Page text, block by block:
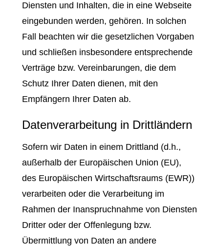
Diensten und Inhalten, die in eine Webseite
eingebunden werden, gehören. In solchen
Fall beachten wir die gesetzlichen Vorgaben
und schließen insbesondere entsprechende
Verträge bzw. Vereinbarungen, die dem
Schutz Ihrer Daten dienen, mit den
Empfängern Ihrer Daten ab.
Datenverarbeitung in Drittländern
Sofern wir Daten in einem Drittland (d.h.,
außerhalb der Europäischen Union (EU),
des Europäischen Wirtschaftsraums (EWR))
verarbeiten oder die Verarbeitung im
Rahmen der Inanspruchnahme von Diensten
Dritter oder der Offenlegung bzw.
Übermittlung von Daten an andere